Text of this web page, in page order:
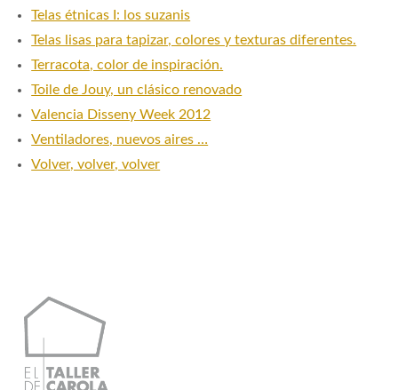
Telas étnicas I: los suzanis
Telas lisas para tapizar, colores y texturas diferentes.
Terracota, color de inspiración.
Toile de Jouy, un clásico renovado
Valencia Disseny Week 2012
Ventiladores, nuevos aires …
Volver, volver, volver